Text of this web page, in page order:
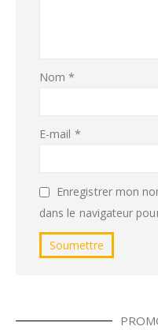
Nom*
E-mail *
Enregistrer mon
dans le navigateur